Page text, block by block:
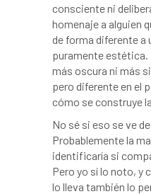
consciente ni
homenaje a alguien
de forma diferente a
puramente
más oscura ni más
pero diferente en el
cómo se construye
No sé si eso se ve
Probablemente la
identificaría si
Pero yo sí lo noto, y
lo lleva también lo